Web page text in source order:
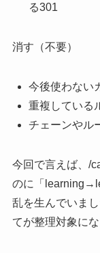
る301
消す（不要）
今後使わない
重複している
チェーンやル
今回で言えば、/
のに「
乱を生んでいま
てが整理対象にな